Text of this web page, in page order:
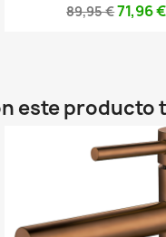
89,95 €71,96 €
este producto